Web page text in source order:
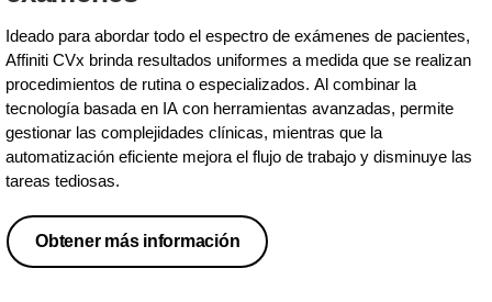
Ideado para abordar todo el espectro de exámenes de pacientes,
Affiniti CVx brinda resultados uniformes a medida que se realizan
procedimientos de rutina o especializados. Al combinar la
tecnología basada en IA con herramientas avanzadas, permite
gestionar las complejidades clínicas, mientras que la
automatización eficiente mejora el flujo de trabajo y disminuye las
tareas tediosas.
Obtener más información